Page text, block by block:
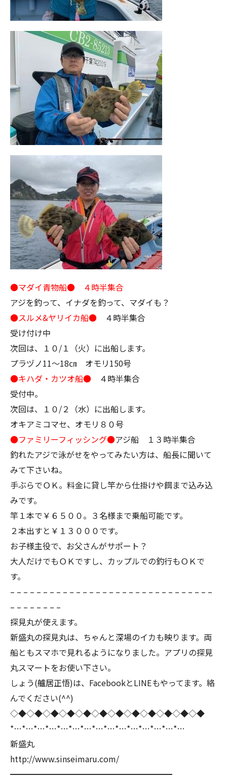
●マダイ青物船● ４時半集合
アジを釣って、イナダを釣って、マダイも？
●スルメ&ヤリイカ船● ４時半集合
受け付け中
次回は、１０/１（火）に出船します。
プラヅノ11～18㎝ オモリ150号
●キハダ・カツオ船● ４時半集合
受付中。
次回は、１０/２（水）に出船します。
オキアミコマセ、オモリ８０号
●ファミリーフィッシング●アジ船 １３時半集合
釣れたアジで泳がせをやってみたい方は、船長に聞いて
みて下さいね。
手ぶらでＯＫ。料金に貸し竿から仕掛けや餌まで込み込
みです。
竿１本で￥６５００。３名様まで乗船可能です。
２本出すと￥１３０００です。
お子様主役で、お父さんがサポート？
大人だけでもＯＫですし、カップルでの釣行もＯＫで
す。
– – – – – – – – – – – – – – – – – – – – – – – – – – – – – – –
– – – – – – – –
探見丸が使えます。
新盛丸の探見丸は、ちゃんと深場のイカも映ります。両
船ともスマホで見れるようになりました。アプリの探見
丸スマートをお使い下さい。
しょう(艫居正悟)は、FacebookとLINEもやってます。絡
んでください(^^)
◇◆◇◆◇◆◇◆◇◆◇◆◇◆◇◆◇◆◇◆◇◆◇◆
*…*…*…*…*…*…*…*…*…*…*…*…*…*…*…
新盛丸
http://www.sinseimaru.com/
━━━━━━━━━━━━━━━━━━━━